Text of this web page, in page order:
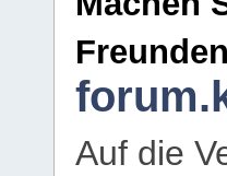
Auf die